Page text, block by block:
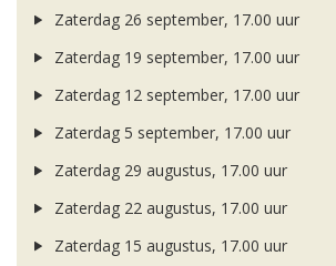
Zaterdag 26 september, 17.00 uur
Zaterdag 19 september, 17.00 uur
Zaterdag 12 september, 17.00 uur
Zaterdag 5 september, 17.00 uur
Zaterdag 29 augustus, 17.00 uur
Zaterdag 22 augustus, 17.00 uur
Zaterdag 15 augustus, 17.00 uur